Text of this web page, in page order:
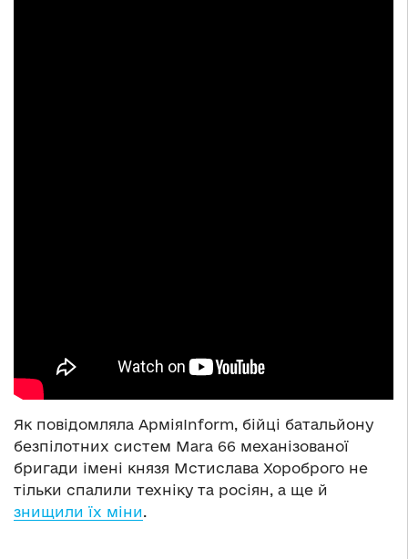
Як повідомляла АрміяInform, бійці батальйону
безпілотних систем Mara 66 механізованої
бригади імені князя Мстислава Хороброго не
тільки спалили техніку та росіян, а ще й
знищили їх міни.